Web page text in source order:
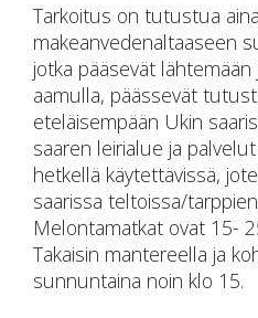
Tarkoitus on tutustua
makeanvedenaltaaseen
jotka pääsevät lähtemään
aamulla, päässevät
eteläisempään Ukin
saaren leirialue ja
hetkellä käytettävissä,
saarissa teltoissa/
Melontamatkat ovat 15-
Takaisin mantereella ja
sunnuntaina noin klo 15.